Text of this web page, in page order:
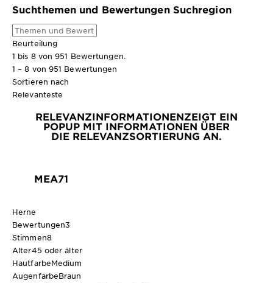
Suchthemen und Bewertungen Suchregion
Beurteilung
1 bis 8 von 951 Bewertungen.
1 – 8 von 951 Bewertungen
Sortieren nach
Relevanteste
RELEVANZINFORMATIONENZEIGT EIN
POPUP MIT INFORMATIONEN ÜBER
DIE RELEVANZSORTIERUNG AN.
MEA71
Herne
Bewertungen3
Stimmen8
Alter45 oder älter
HautfarbeMedium
AugenfarbeBraun